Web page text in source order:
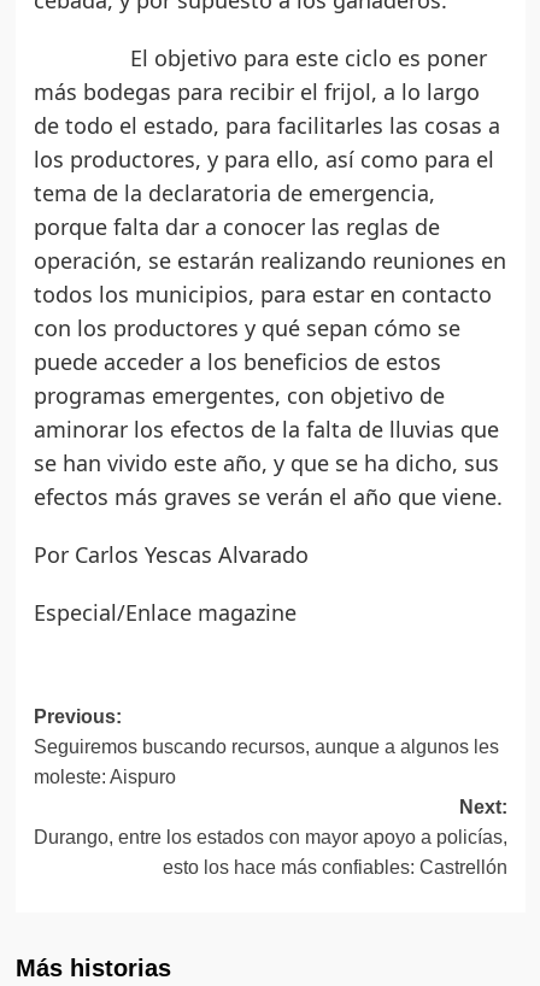
El objetivo para este ciclo es poner
más bodegas para recibir el frijol, a lo largo
de todo el estado, para facilitarles las cosas a
los productores, y para ello, así como para el
tema de la declaratoria de emergencia,
porque falta dar a conocer las reglas de
operación, se estarán realizando reuniones en
todos los municipios, para estar en contacto
con los productores y qué sepan cómo se
puede acceder a los beneficios de estos
programas emergentes, con objetivo de
aminorar los efectos de la falta de lluvias que
se han vivido este año, y que se ha dicho, sus
efectos más graves se verán el año que viene.
Por Carlos Yescas Alvarado
Especial/Enlace magazine
Post
navigation
Previous:
Seguiremos buscando recursos, aunque a algunos les
moleste: Aispuro
Next:
Durango, entre los estados con mayor apoyo a policías,
esto los hace más confiables: Castrellón
Más historias